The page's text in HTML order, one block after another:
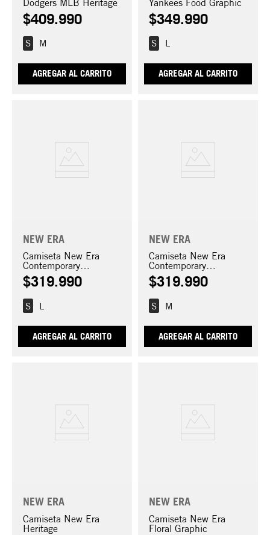
Dodgers MLB Heritage
$409.990
S M
AGREGAR AL CARRITO
Yankees Food Graphic
$349.990
S L
AGREGAR AL CARRITO
NEW ERA
Camiseta New Era
Contemporary
Collection
$319.990
S L
AGREGAR AL CARRITO
NEW ERA
Camiseta New Era
Contemporary
Collection
$319.990
S M
AGREGAR AL CARRITO
NEW ERA
Camiseta New Era
Heritage
NEW ERA
Camiseta New Era
Floral Graphic